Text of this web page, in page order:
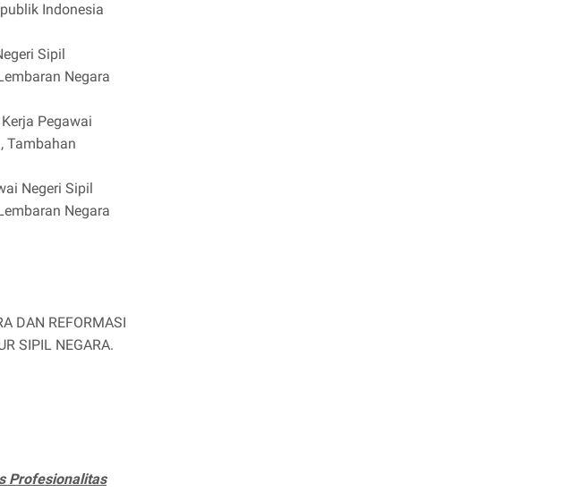
Indonesia
Sipil
Negara
Pegawai
Tambahan
Negeri Sipil
Negara
DAN REFORMASI
SIPIL NEGARA.
Profesionalitas